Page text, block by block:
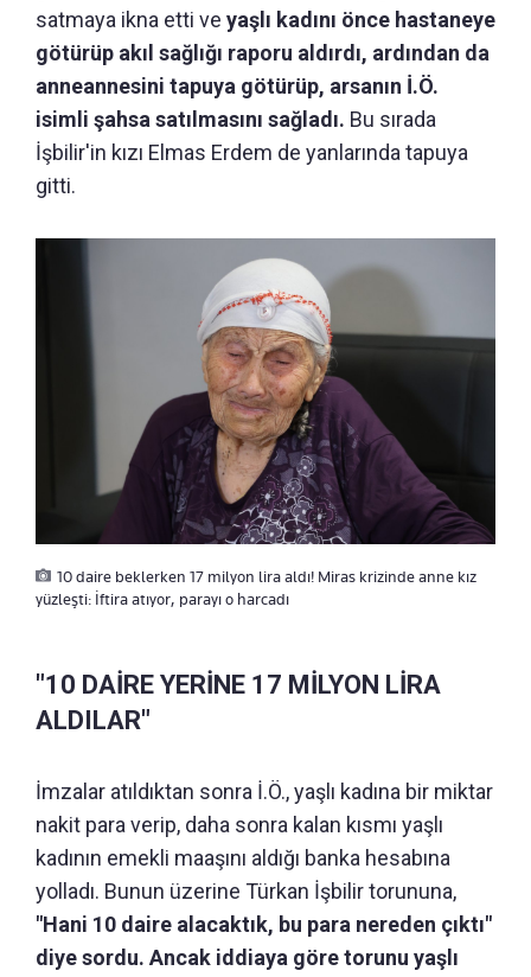
satmaya ikna etti ve yaşlı kadını önce hastaneye
götürüp akıl sağlığı raporu aldırdı, ardından da
anneannesini tapuya götürüp, arsanın İ.Ö.
isimli şahsa satılmasını sağladı. Bu sırada
İşbilir'in kızı Elmas Erdem de yanlarında tapuya
gitti.
10 daire beklerken 17 milyon lira aldı! Miras krizinde anne kız
yüzleşti: İftira atıyor, parayı o harcadı
"10 DAİRE YERİNE 17 MİLYON LİRA
ALDILAR"
İmzalar atıldıktan sonra İ.Ö., yaşlı kadına bir miktar
nakit para verip, daha sonra kalan kısmı yaşlı
kadının emekli maaşını aldığı banka hesabına
yolladı. Bunun üzerine Türkan İşbilir torununa,
"Hani 10 daire alacaktık, bu para nereden çıktı"
diye sordu. Ancak iddiaya göre torunu yaşlı